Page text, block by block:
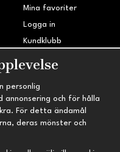
Mina favoriter
Logga in
Kundklubb
Retur & Reklamation
695 kr
personlig
annonsering och för hålla
För detta ändamål
deras mönster och